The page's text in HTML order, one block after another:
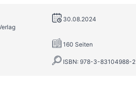
30.08.2024
160 Seiten
ISBN: 978-3-83104988-2